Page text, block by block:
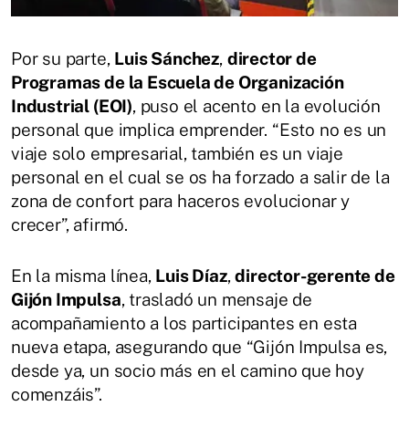
Por su parte, Luis Sánchez, director de
Programas de la Escuela de Organización
Industrial (EOI), puso el acento en la evolución
personal que implica emprender. “Esto no es un
viaje solo empresarial, también es un viaje
personal en el cual se os ha forzado a salir de la
zona de confort para haceros evolucionar y
crecer”, afirmó.
En la misma línea, Luis Díaz,director-gerente de
Gijón Impulsa, trasladó un mensaje de
acompañamiento a los participantes en esta
nueva etapa, asegurando que “Gijón Impulsa es,
desde ya, un socio más en el camino que hoy
comenzáis”.